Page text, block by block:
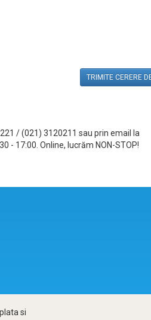
TRIMITE CERERE
/ (021) 3120211 sau prin email la
- 17:00. Online, lucrăm NON-STOP!
si